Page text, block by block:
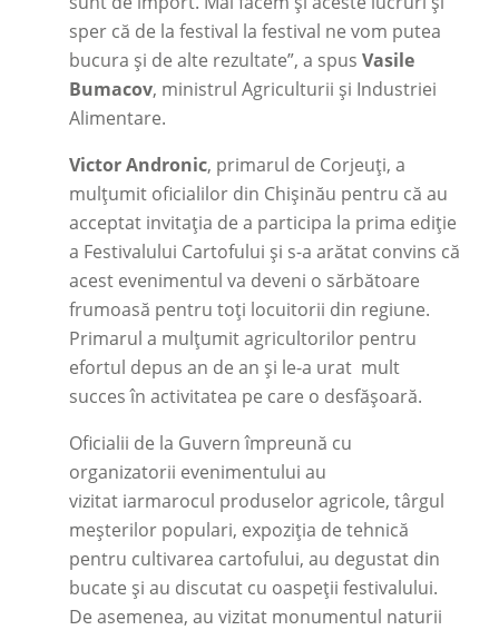
sper că de la festival la festival ne vom putea
bucura și de alte rezultate”, a spus Vasile
Bumacov, ministrul Agriculturii și Industriei
Alimentare.
Victor Andronic, primarul de Corjeuți, a
mulțumit oficialilor din Chișinău pentru că au
acceptat invitația de a participa la prima ediție
a Festivalului Cartofului și s-a arătat convins că
acest evenimentul va deveni o sărbătoare
frumoasă pentru toți locuitorii din regiune.
Primarul a mulțumit agricultorilor pentru
efortul depus an de an și le-a urat mult
succes în activitatea pe care o desfășoară.
Oficialii de la Guvern împreună cu
organizatorii evenimentului au
vizitat iarmarocul produselor agricole, târgul
meșterilor populari, expoziția de tehnică
pentru cultivarea cartofului, au degustat din
bucate și au discutat cu oaspeții festivalului.
De asemenea, au vizitat monumentul naturii